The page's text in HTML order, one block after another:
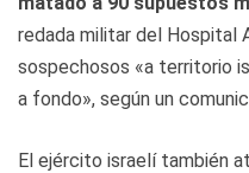
redada militar del Hospital
sospechosos «a territorio
a fondo», según un
El ejército israelí también